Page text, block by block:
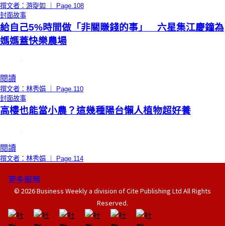
撰文者：游琁如 ｜ Page.108
封面故事
給自己5%時間做「非關賺錢的事」 六星集江慶鐘為
媽媽蓋快樂農場
閱讀
撰文者：林秀娟 ｜ Page.110
封面故事
高樓也能當小農？這幾種陽台懶人植物超好養
閱讀
撰文者：林秀娟 ｜ Page.114
更多服務
© 2026 Business Weekly a division of Cite Publishing Ltd All Rights
Reserved.